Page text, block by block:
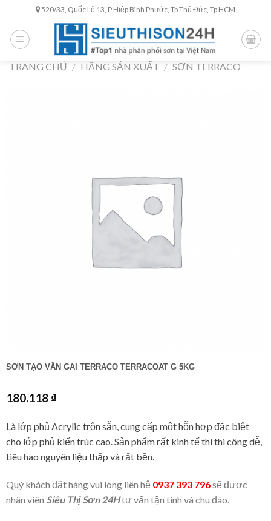
content
520/33, Quốc Lộ 13, P Hiệp Bình Phước, Tp Thủ Đức, Tp HCM
TRANG CHỦ / HÃNG SẢN XUẤT / SƠN TERRACO
SƠN TẠO VÂN GAI TERRACO TERRACOAT G 5KG
180.118 ₫
Là lớp phủ Acrylic trộn sẵn, cung cấp một hỗn hợp đặc biệt
cho lớp phủ kiến trúc cao. Sản phẩm rất kinh tế thì thi công dễ,
tiêu hao nguyên liệu thấp và rất bền.
Quý khách đặt hàng vui lòng liên hệ 0937 393 796sẽ được
nhân viên Siêu Thị Sơn 24Htư vấn tận tình và chu đáo.